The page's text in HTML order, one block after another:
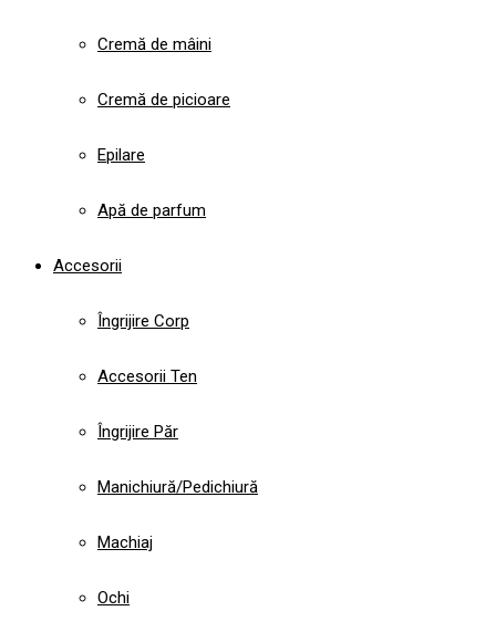
Cremă de mâini
Cremă de picioare
Epilare
Apă de parfum
Accesorii
Îngrijire Corp
Accesorii Ten
Îngrijire Păr
Manichiură/Pedichiură
Machiaj
Ochi